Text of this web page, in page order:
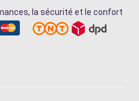
la sécurité et le confort